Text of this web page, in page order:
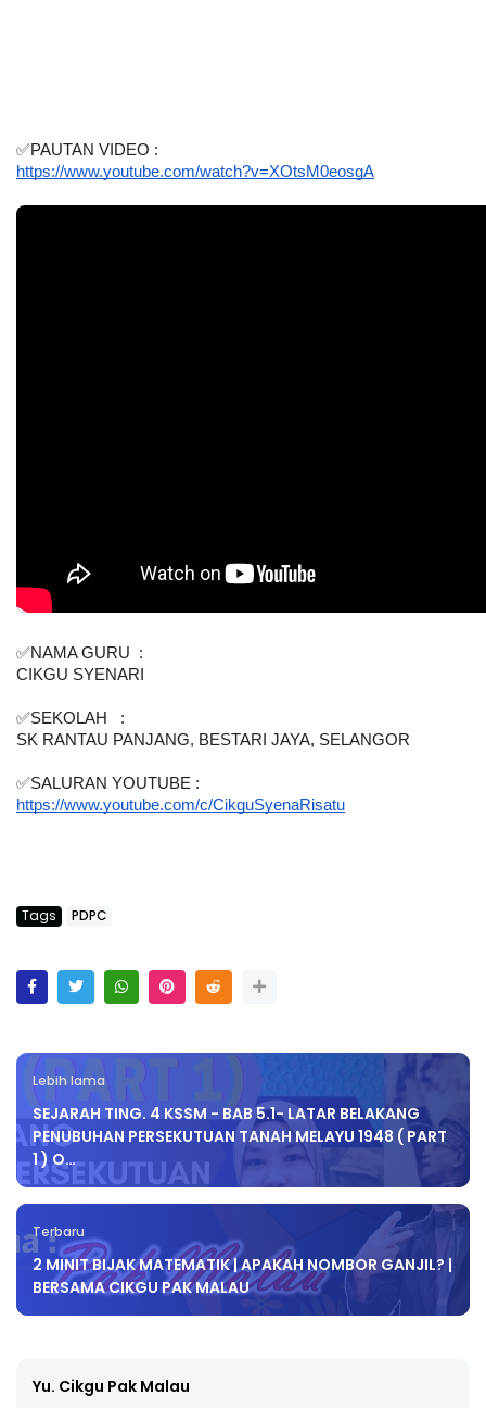
✅PAUTAN VIDEO :
https://www.youtube.com/watch?v=XOtsM0eosgA
✅NAMA GURU  :
CIKGU SYENARI
✅SEKOLAH   :
SK RANTAU PANJANG, BESTARI JAYA, SELANGOR
✅SALURAN YOUTUBE :
https://www.youtube.com/c/CikguSyenaRisatu
Tags PDPC
Lebih lama
SEJARAH TING. 4 KSSM - BAB 5.1- LATAR BELAKANG
PENUBUHAN PERSEKUTUAN TANAH MELAYU 1948 ( PART
1 ) O…
Terbaru
2 MINIT BIJAK MATEMATIK | APAKAH NOMBOR GANJIL? |
BERSAMA CIKGU PAK MALAU
Yu. Cikgu Pak Malau